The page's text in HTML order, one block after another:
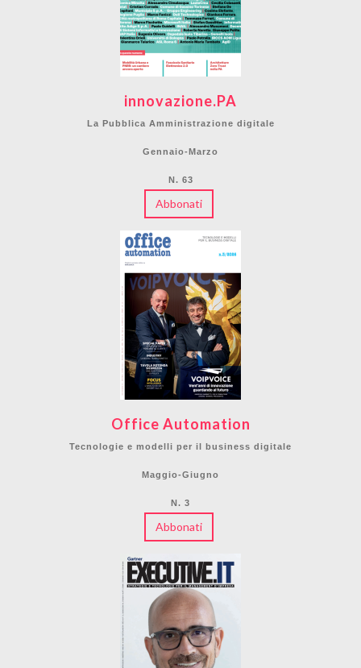
innovazione.PA
La Pubblica Amministrazione digitale
Gennaio-Marzo
N. 63
Abbonati
Office Automation
Tecnologie e modelli per il business digitale
Maggio-Giugno
N. 3
Abbonati